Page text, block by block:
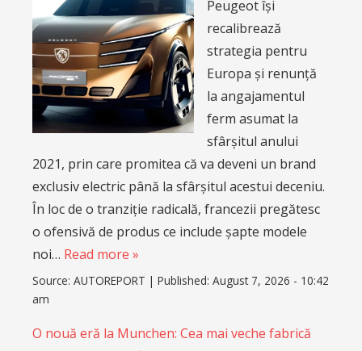
Peugeot își
recalibrează
strategia pentru
Europa și renunță
la angajamentul
ferm asumat la
sfârșitul anului
2021, prin care promitea că va deveni un brand
exclusiv electric până la sfârșitul acestui deceniu.
În loc de o tranziție radicală, francezii pregătesc
o ofensivă de produs ce include șapte modele
noi… Read more »
Source: AUTOREPORT | Published: August 7, 2026 - 10:42
am
O nouă eră la Munchen: Cea mai veche fabrică